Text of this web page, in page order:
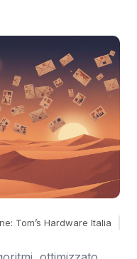
Tom’s Hardware Italia